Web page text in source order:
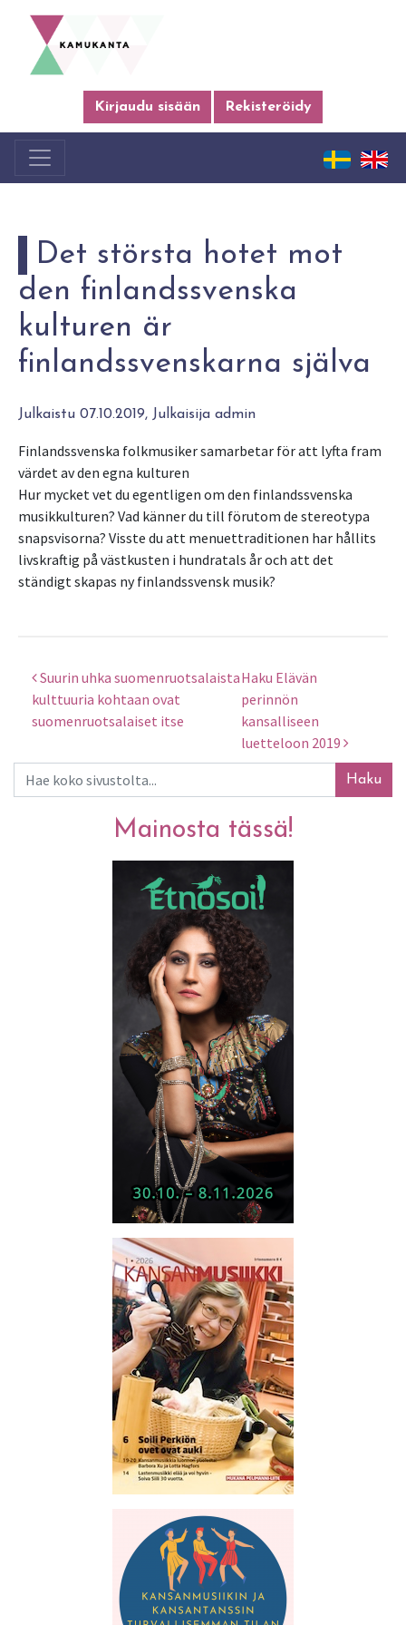
Kirjaudu sisään Rekisteröidy
Det största hotet mot
den finlandssvenska
kulturen är
finlandssvenskarna själva
Julkaistu 07.10.2019, Julkaisija admin
Finlandssvenska folkmusiker samarbetar för att lyfta fram
värdet av den egna kulturen
Hur mycket vet du egentligen om den finlandssvenska
musikkulturen? Vad känner du till förutom de stereotypa
snapsvisorna? Visste du att menuettraditionen har hållits
livskraftig på västkusten i hundratals år och att det
ständigt skapas ny finlandssvensk musik?
Artikkelien selaus
Suurin uhka suomenruotsalaista
kulttuuria kohtaan ovat
suomenruotsalaiset itse
Haku Elävän
perinnön
kansalliseen
luetteloon 2019
Haku
Mainosta tässä!